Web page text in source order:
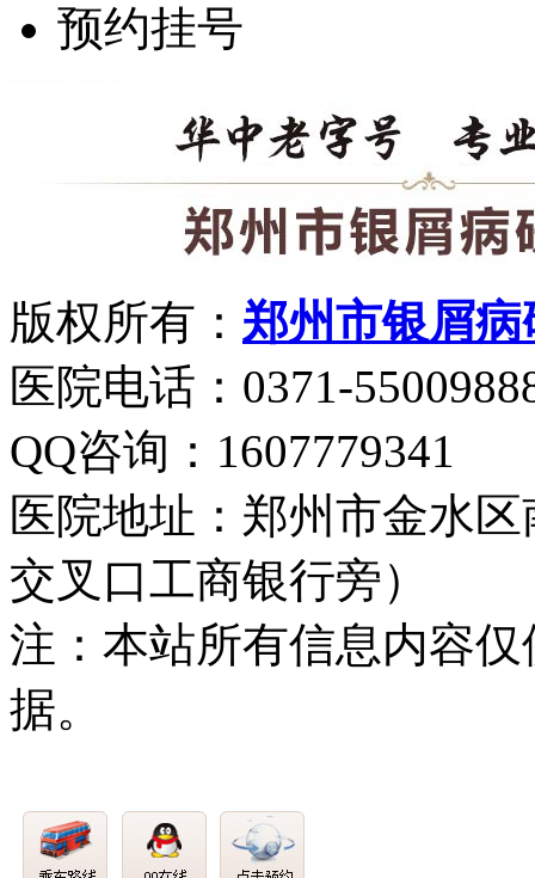
预约挂号
版权所有： 郑州市银屑病
医院电话：0371-
QQ咨询：1607779341
医院地址：郑州市金水
交叉口工商银行旁）
注：本站所有信息内容
据。